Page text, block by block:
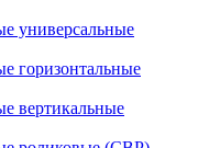
универсальные
горизонтальные
вертикальные